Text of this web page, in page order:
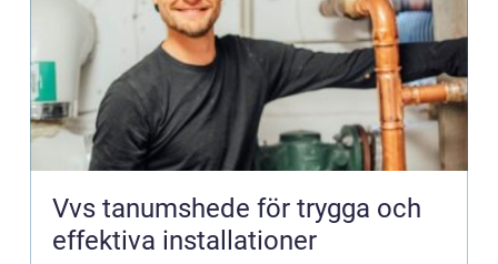
Vvs tanumshede för trygga och
effektiva installationer